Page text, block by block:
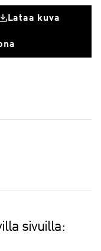
Lataa kuva
sivuilla: